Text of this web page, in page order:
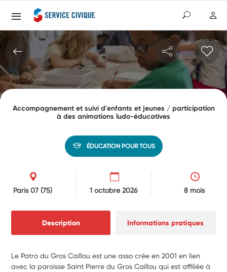
Accompagnement et suivi d'enfants et jeunes / participation
à des animations ludo-éducatives
ÉDUCATION POUR TOUS
Paris 07(75) 1 octobre 2026 8 mois
Description Informations pratiques
Le Patro du Gros Caillou est une asso crée en 2001 en lien
avec la paroisse Saint Pierre du Gros Caillou qui est affiliée à